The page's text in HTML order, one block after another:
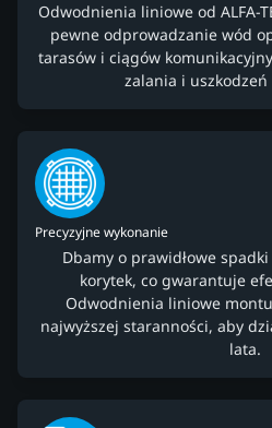
Odwodnienia liniowe od ALFA-
pewne odprowadzanie wód
tarasów i ciągów
zalania i
Precyzyjne wykonanie
Dbamy o prawidłowe
korytek, co gwarantuje
Odwodnienia liniowe
najwyższej staranności, aby
lata.